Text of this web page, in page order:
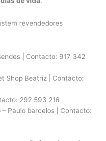
revendedores
| Contacto: 917 342
Shop Beatriz | Contacto:
292 593 216
– Paulo barcelos | Contacto: